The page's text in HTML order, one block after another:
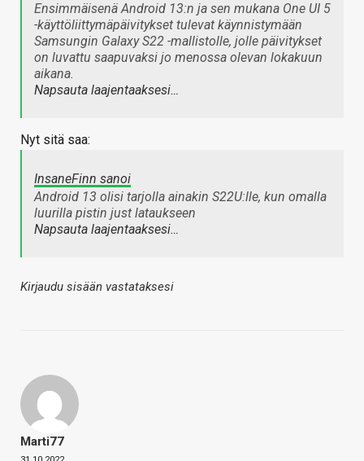
Ensimmäisenä Android 13:n ja sen mukana One UI 5
-käyttöliittymäpäivitykset tulevat käynnistymään
Samsungin Galaxy S22 -mallistolle, jolle päivitykset
on luvattu saapuvaksi jo menossa olevan lokakuun
aikana.
Napsauta laajentaaksesi…
Nyt sitä saa:
InsaneFinn sanoi
Android 13 olisi tarjolla ainakin S22U:lle, kun omalla
luurilla pistin just lataukseen
Napsauta laajentaaksesi…
Kirjaudu sisään vastataksesi
Marti77